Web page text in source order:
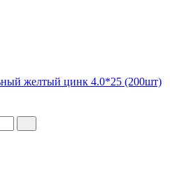
желтый цинк 4.0*25 (200шт)